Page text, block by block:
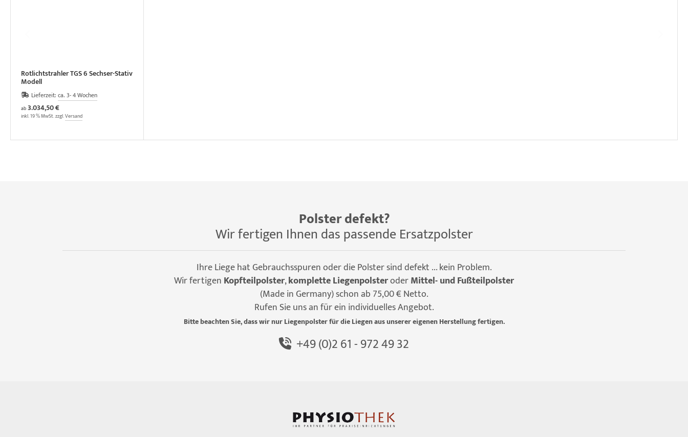
Rotlichtstrahler TGS 6 Sechser-Stativ
Modell
Lieferzeit: ca. 3- 4 Wochen
ab3.034,50 €
inkl. 19 % MwSt. zzgl.Versand
Polster defekt?
Wir fertigen Ihnen das passende Ersatzpolster
Ihre Liege hat Gebrauchsspuren oder die Polster sind defekt ... kein Problem.
Wir fertigen Kopfteilpolster,komplette LiegenpolsteroderMittel- und Fußteilpolster
(Made in Germany) schon ab 75,00 € Netto.
Rufen Sie uns an für ein individuelles Angebot.
Bitte beachten Sie, dass wir nur Liegenpolster für die Liegen aus unserer eigenen Herstellung fertigen.
+49 (0)2 61 - 972 49 32